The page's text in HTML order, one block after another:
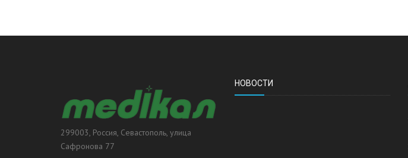
299003, Россия, Севастополь, улица
Сафронова 77
НОВОСТИ